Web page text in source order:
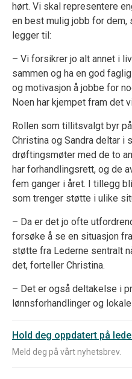
hørt. Vi skal representere
en best mulig jobb for dem,
legger til:
– Vi forsikrer jo alt annet i
sammen og ha en god
og motivasjon å jobbe for
Noen har kjempet fram det
Rollen som tillitsvalgt byr
Christina og Sandra deltar i
drøftingsmøter med de to
har forhandlingsrett, og de
fem ganger i året. I tillegg
som trenger støtte i ulike
– Da er det jo ofte
forsøke å se en situasjon
støtte fra Lederne sentralt
det, forteller Christina.
– Det er også deltakelse i
lønnsforhandlinger og
Hold deg oppdatert på
Meld deg på vårt nyhetsbrev.